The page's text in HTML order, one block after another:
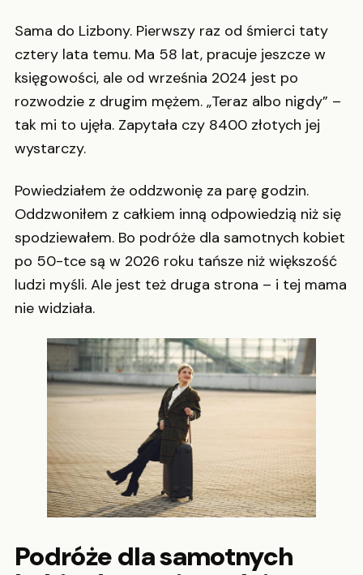
Sama do Lizbony. Pierwszy raz od śmierci taty
cztery lata temu. Ma 58 lat, pracuje jeszcze w
księgowości, ale od września 2024 jest po
rozwodzie z drugim mężem. „Teraz albo nigdy” –
tak mi to ujęła. Zapytała czy 8400 złotych jej
wystarczy.
Powiedziałem że oddzwonię za parę godzin.
Oddzwoniłem z całkiem inną odpowiedzią niż się
spodziewałem. Bo podróże dla samotnych kobiet
po 50-tce są w 2026 roku tańsze niż większość
ludzi myśli. Ale jest też druga strona – i tej mama
nie widziała.
Podróże dla samotnych